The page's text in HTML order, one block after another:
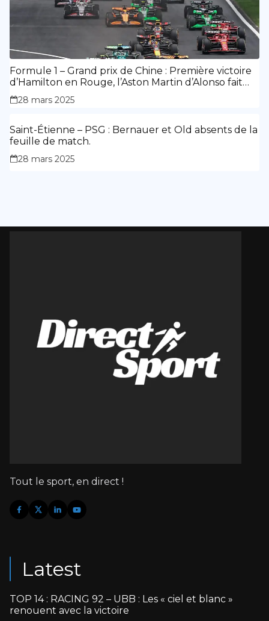
Formule 1 – Grand prix de Chine : Première victoire
d’Hamilton en Rouge, l’Aston Martin d’Alonso fait
des siennes.
28 mars 2025
Saint-Étienne – PSG : Bernauer et Old absents de la
feuille de match.
28 mars 2025
Tout le sport, en direct !
Latest
TOP 14 : RACING 92 – UBB : Les « ciel et blanc »
renouent avec la victoire